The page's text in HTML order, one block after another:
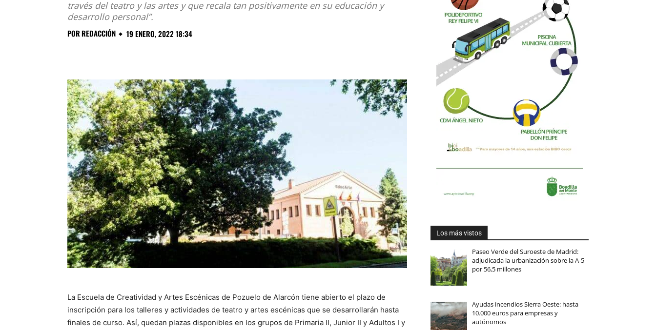
través del teatro y las artes y que recala tan positivamente en su educación y
desarrollo personal”.
PORREDACCIÓN 19 ENERO, 2022 18:34
La Escuela de Creatividad y Artes Escénicas de Pozuelo de Alarcón tiene abierto el plazo de
inscripción para los talleres y actividades de teatro y artes escénicas que se desarrollarán hasta
finales de curso. Así, quedan plazas disponibles en los grupos de Primaria II, Junior II y Adultos I y
Los más vistos
Paseo Verde del Suroeste de Madrid:
adjudicada la urbanización sobre la A-5
por 56,5 millones
Ayudas incendios Sierra Oeste: hasta
10.000 euros para empresas y
autónomos